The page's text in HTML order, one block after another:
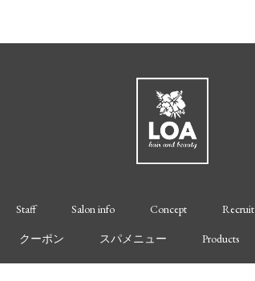
Staff Salon info Concept Recruit
クーポン スパメニュー Products